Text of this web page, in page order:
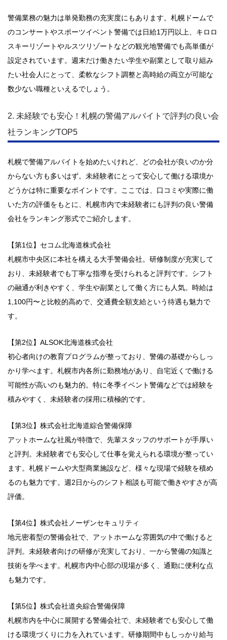
警備業務の魅力は単発勤務の充実度にもあります。札幌ドームで
のコンサートやスポーツイベント警備では日給1万円以上、キロロ
スキーリゾートやルスツリゾートなどの観光地警備でも高単価が
設定されています。週末だけ働きたい学生や副業として取り組み
たい社会人にとって、柔軟なシフト調整と高時給の両立が可能な
数少ない職種といえるでしょう。
2. 未経験でも安心！札幌の警備アルバイトで評判の良い会
社ランキングTOP5
札幌で警備アルバイトを始めたいけれど、どの会社が良いのか分
からない方も多いはず。未経験者にとって安心して働ける環境か
どうかは特に重要なポイントです。ここでは、口コミや実際に働
いた方の評価をもとに、札幌市内で未経験者にも評判の良い警備
会社をランキング形式でご紹介します。
【第1位】セコム北海道株式会社
札幌市中央区に本社を構える大手警備会社。研修制度が充実して
おり、未経験者でも丁寧な指導を受けられると評判です。シフト
の融通が利きやすく、学生や副業として働く方にも人気。時給は
1,100円〜と比較的高めで、交通費全額支給という待遇も魅力で
す。
【第2位】ALSOK北海道株式会社
初心者向けの教育プログラムが整っており、警備の基礎からしっ
かり学べます。札幌市内各所に勤務地があり、自宅近くで働ける
可能性が高いのも魅力的。特に冬季イベント警備などでは経験を
積みやすく、未経験者の採用に積極的です。
【第3位】株式会社北海道綜合警備保障
アットホームな社風が特徴で、先輩スタッフのサポートが手厚い
と評判。未経験者でも安心して仕事を覚えられる環境が整ってい
ます。札幌ドームや大型商業施設など、様々な現場で経験を積め
るのも魅力です。週2日からのシフト相談も可能で働きやすさが高
評価。
【第4位】株式会社ノーザンセキュリティ
地元密着型の警備会社で、アットホームな雰囲気の中で働けると
評判。未経験者向けの研修が充実しており、一から警備の知識と
技術を学べます。札幌市内中心部の現場が多く、通勤に便利な点
も魅力です。
【第5位】株式会社道央綜合警備保障
札幌市内を中心に展開する警備会社で、未経験者でも安心して働
ける環境づくりに力を入れています。研修期間中もしっかり給与